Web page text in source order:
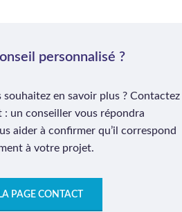
personnalisé ?
en savoir plus ? Contactez
: un conseiller vous répondra
aider à confirmer qu’il correspond
à votre projet.
PAGE CONTACT